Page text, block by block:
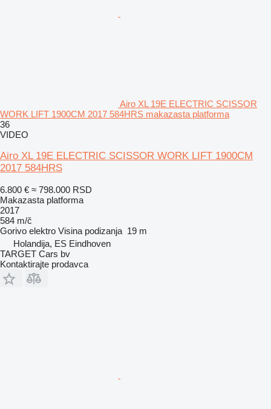
Airo XL 19E ELECTRIC SCISSOR
WORK LIFT 1900CM 2017 584HRS makazasta platforma
36
VIDEO
Airo XL 19E ELECTRIC SCISSOR WORK LIFT 1900CM
2017 584HRS
6.800 € ≈ 798.000 RSD
Makazasta platforma
2017
584 m/č
Gorivo elektro Visina podizanja 19 m
Holandija, ES Eindhoven
TARGET Cars bv
Kontaktirajte prodavca